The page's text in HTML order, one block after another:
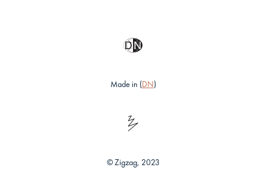
Made in (DN)
© Zigzag, 2023